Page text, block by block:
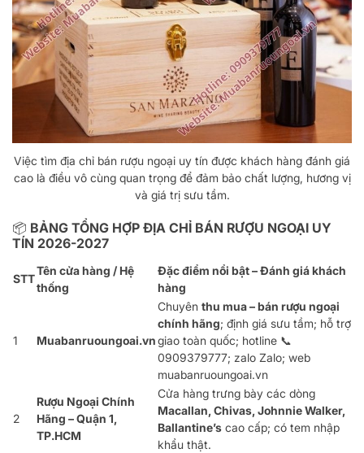
Việc tìm địa chỉ bán rượu ngoại uy tín được khách hàng đánh giá
cao là điều vô cùng quan trọng để đảm bảo chất lượng, hương vị
và giá trị sưu tầm.
📦 BẢNG TỔNG HỢP ĐỊA CHỈ BÁN RƯỢU NGOẠI UY
TÍN 2026-2027
STT
Tên cửa hàng / Hệ
thống
Đặc điểm nổi bật – Đánh giá khách
hàng
1 Muabanruoungoai.vn
Chuyên thu mua – bán rượu ngoại
chính hãng; định giá sưu tầm; hỗ trợ
giao toàn quốc; hotline 📞
0909379777; zalo Zalo; web
muabanruoungoai.vn
2
Rượu Ngoại Chính
Hãng – Quận 1,
TP.HCM
Cửa hàng trưng bày các dòng
Macallan, Chivas, Johnnie Walker,
Ballantine’s cao cấp; có tem nhập
khẩu thật.